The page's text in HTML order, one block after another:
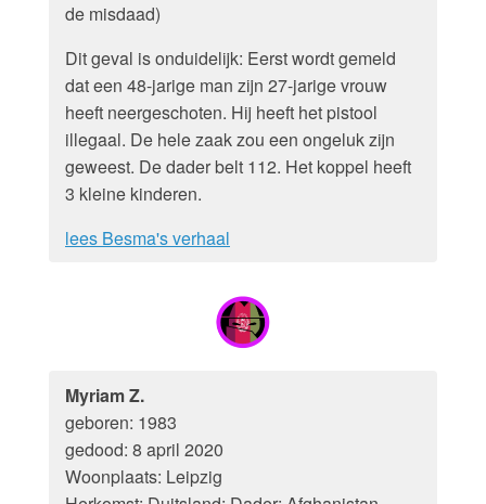
de misdaad)
Dit geval is onduidelijk: Eerst wordt gemeld
dat een 48-jarige man zijn 27-jarige vrouw
heeft neergeschoten. Hij heeft het pistool
illegaal. De hele zaak zou een ongeluk zijn
geweest. De dader belt 112. Het koppel heeft
3 kleine kinderen.
lees Besma's verhaal
Myriam Z.
geboren: 1983
gedood: 8 april 2020
Woonplaats: Leipzig